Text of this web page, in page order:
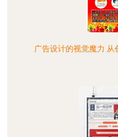
广告设计的视觉魔力